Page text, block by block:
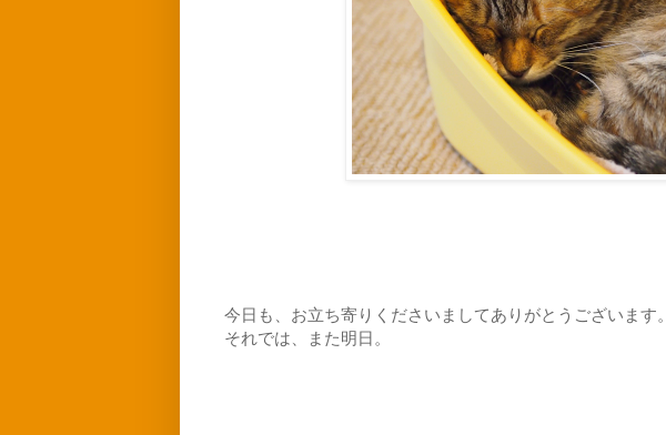
今日も、お立ち寄りくださいましてありがとうございます。
それでは、また明日。